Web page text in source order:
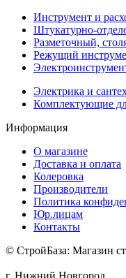
Инструмент и
Штукатурно-
Разметочный,
Режущий
Электрика и
Комплектующие
Информация
О магазине
Доставка и оплата
Колеровка
Производители
Политика
Юр.лицам
Контакты
© СтройБаза: Магазин
г. Нижний Новгород,